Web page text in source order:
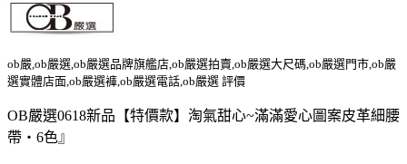
ob嚴,ob嚴選,ob嚴選品牌旗艦店,ob嚴選拍賣,ob嚴選大尺碼,ob嚴選門市,ob嚴
選實體店面,ob嚴選褲,ob嚴選電話,ob嚴選 評價
OB嚴選0618新品【特價款】淘氣甜心~滿滿愛心圖案皮革細腰
帶‧6色』